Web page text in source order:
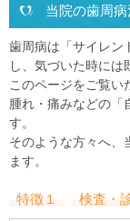
当院の歯周病
歯周病は「サイレン
し、気づいた時には
このページをご覧い
腫れ・痛みなどの「
す。
そのような方々へ、
ます。
特徴１ 検査・